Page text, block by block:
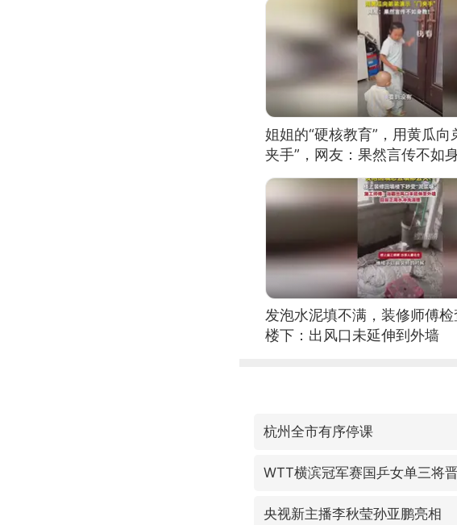
姐姐的“硬核教育”，用黄瓜向
夹手”，网友：果然言传不如
发泡水泥填不满，装修师傅检
楼下：出风口未延伸到外墙
杭州全市有序停课
WTT横滨冠军赛国乒女单三将
央视新主播李秋莹孙亚鹏亮相